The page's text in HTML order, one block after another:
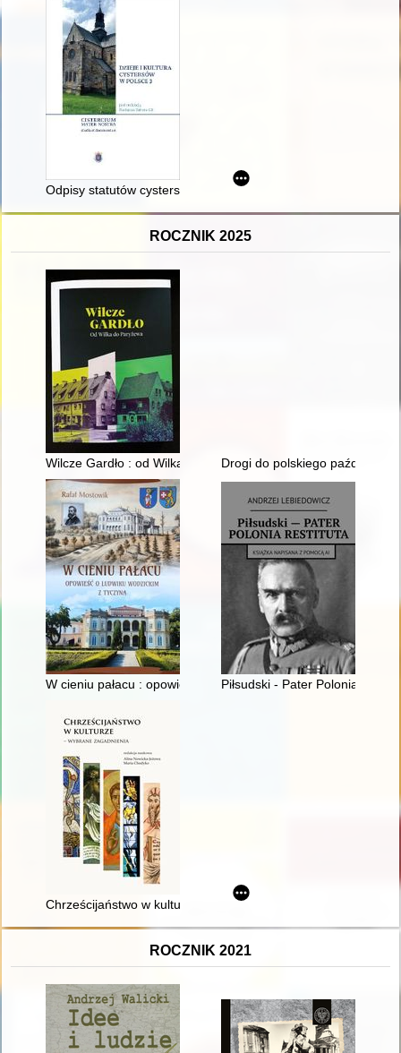
Odpisy statutów cysterskiej kapituły generalnej z XIII i XIV
ROCZNIK 2025
Wilcze Gardło : od Wilka do ParyżewaDrogi do polskiego
W cieniu pałacu : opowieść o Ludwiku Wodzickim z Tyczyna
Piłsudski - Pater Polonia
Chrześcijaństwo w kulturze : wybrane zagadnienia
ROCZNIK 2021